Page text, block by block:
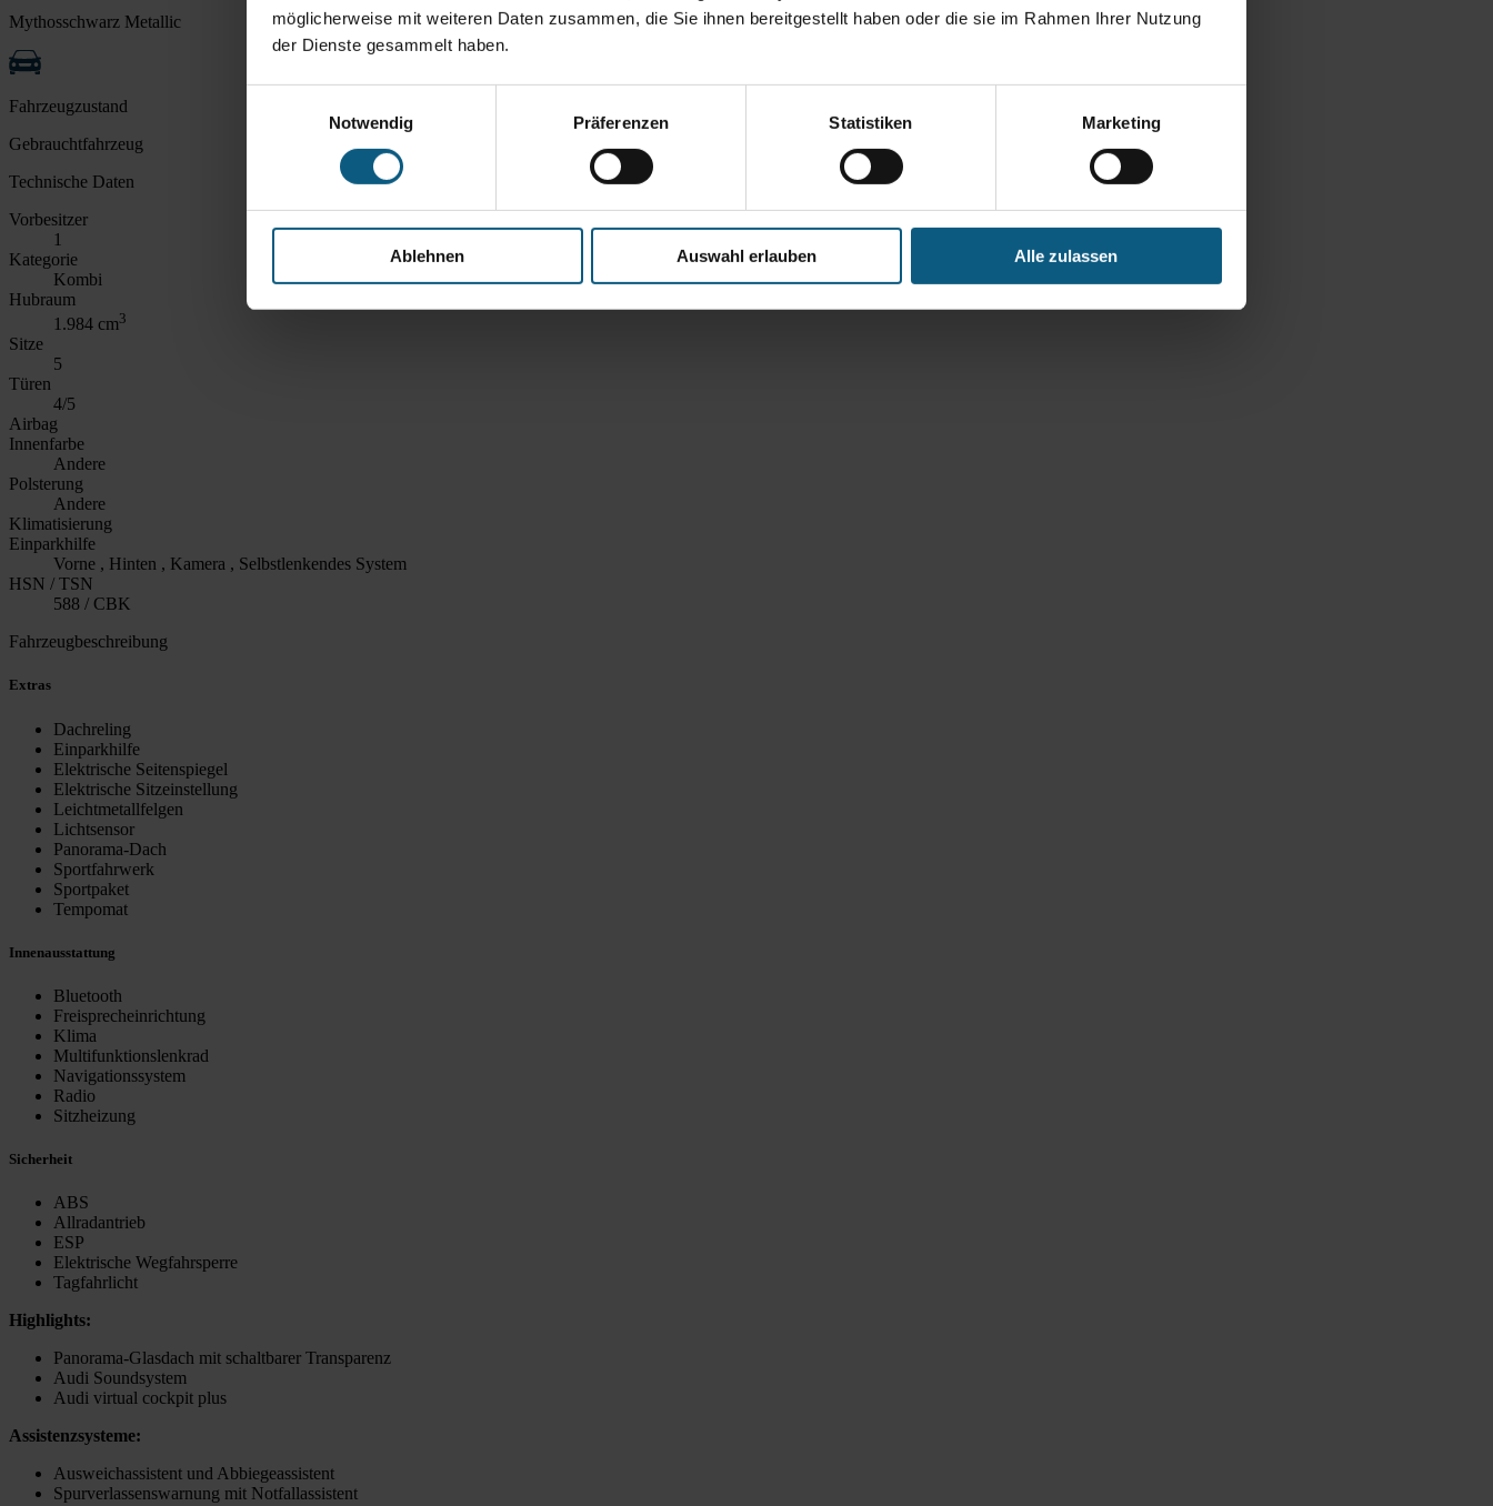
möglicherweise mit weiteren Daten zusammen, die Sie ihnen bereitgestellt haben oder die sie im Rahmen Ihrer Nutzung
der Dienste gesammelt haben.
Notwendig
Präferenzen Statistiken Marketing
Ablehnen Auswahl erlauben Alle zulassen
Mythosschwarz Metallic
Fahrzeugzustand
Gebrauchtfahrzeug
Technische Daten
Vorbesitzer
1
Kategorie
Kombi
Hubraum
1.984 cm3
Sitze
5
Türen
4/5
Airbag
Innenfarbe
Andere
Polsterung
Andere
Klimatisierung
Einparkhilfe
Vorne , Hinten , Kamera , Selbstlenkendes System
HSN / TSN
588 / CBK
Fahrzeugbeschreibung
Extras
Dachreling
Einparkhilfe
Elektrische Seitenspiegel
Elektrische Sitzeinstellung
Leichtmetallfelgen
Lichtsensor
Panorama-Dach
Sportfahrwerk
Sportpaket
Tempomat
Innenausstattung
Bluetooth
Freisprecheinrichtung
Klima
Multifunktionslenkrad
Navigationssystem
Radio
Sitzheizung
Sicherheit
ABS
Allradantrieb
ESP
Elektrische Wegfahrsperre
Tagfahrlicht
Highlights:
Panorama-Glasdach mit schaltbarer Transparenz
Audi Soundsystem
Audi virtual cockpit plus
Assistenzsysteme:
Ausweichassistent und Abbiegeassistent
Spurverlassenswarnung mit Notfallassistent